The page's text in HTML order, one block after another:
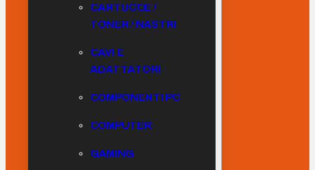
CARTUCCE /
TONER / NASTRI
CAVI E
ADATTATORI
COMPONENTI PC
COMPUTER
GAMING